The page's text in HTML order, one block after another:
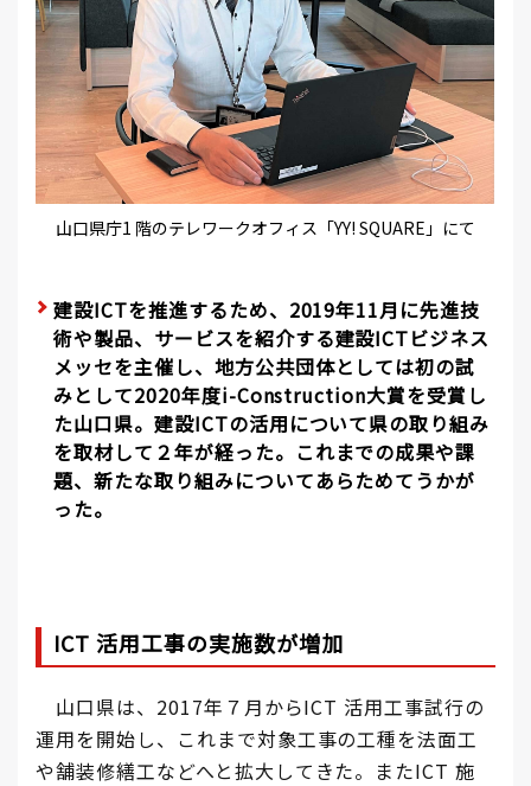
山口県庁1 階のテレワークオフィス「YY! SQUARE」にて
建設ICTを推進するため、2019年11月に先進技
術や製品、サービスを紹介する建設ICTビジネス
メッセを主催し、地方公共団体としては初の試
みとして2020年度i-Construction大賞を受賞し
た山口県。建設ICTの活用について県の取り組み
を取材して２年が経った。これまでの成果や課
題、新たな取り組みについてあらためてうかが
った。
ICT 活用工事の実施数が増加
山口県は、2017年７月からICT 活用工事試行の
運用を開始し、これまで対象工事の工種を法面工
や舗装修繕工などへと拡大してきた。またICT 施